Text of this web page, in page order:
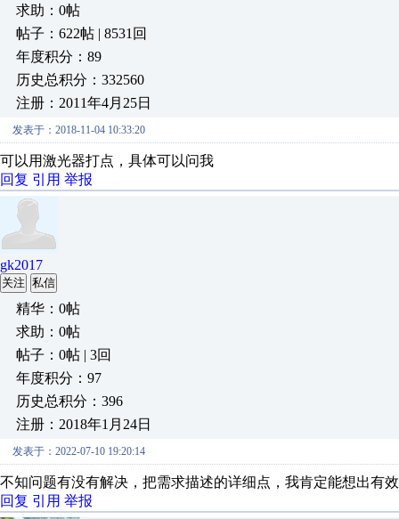
求助：0帖
帖子：622帖 | 8531回
年度积分：89
历史总积分：332560
注册：2011年4月25日
发表于：2018-11-04 10:33:20
可以用激光器打点，具体可以问我
回复 引用 举报
gk2017
关注 私信
精华：0帖
求助：0帖
帖子：0帖 | 3回
年度积分：97
历史总积分：396
注册：2018年1月24日
发表于：2022-07-10 19:20:14
不知问题有没有解决，把需求描述的详细点，我肯定能想出有
回复 引用 举报